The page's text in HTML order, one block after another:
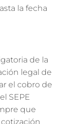
la fecha
de la
legal de
el cobro de
SEPE
que